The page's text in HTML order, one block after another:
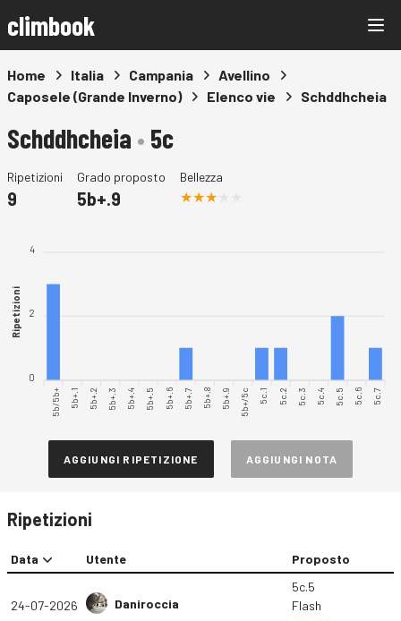
climbook
Home Italia Campania
Avellino
Caposele (Grande Inverno)
Elenco vie Schddhcheia
Schddhcheia • 5c
Ripetizioni
9
Grado proposto
5b+.9
Bellezza
4
2
0
Ripetizioni
5b/5b+ 5b+.1 5b+.2 5b+.3 5b+.4 5b+.5 5b+.6 5b+.7 5b+.8 5b+.9 5b+/5c 5c.1 5c.2 5c.3 5c.4 5c.5 5c.6 5c.7
AGGIUNGI RIPETIZIONE AGGIUNGI NOTA
Ripetizioni
Data Utente Proposto
24-07-2026 Daniroccia
5c.5
Flash